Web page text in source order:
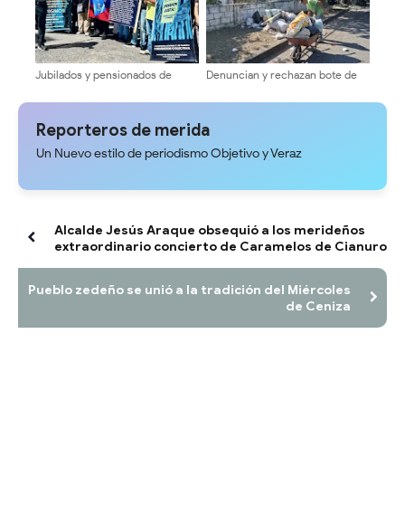
Jubilados y pensionados de
salariales y servicios médicos
Denuncian y rechazan bote de
Terminal Vigíense
Reporteros de merida
Un Nuevo estilo de periodismo Objetivo y Veraz
Alcalde Jesús Araque obsequió a los merideños
extraordinario concierto de Caramelos de Cianuro
Pueblo zedeño se unió a la tradición del Miércoles
de Ceniza